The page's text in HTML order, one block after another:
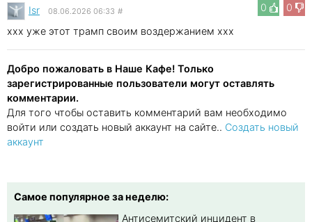
0 0
Isr 08.06.2026 06:33 #
xxx уже этот трамп своим воздержанием xxx
Добро пожаловать в Наше Кафе! Только
зарегистрированные пользователи могут оставлять
комментарии.
Для того чтобы оставить комментарий вам необходимо
войти или создать новый аккаунт на сайте.. Создать новый
аккаунт
Самое популярное за неделю:
Антисемитский инцидент в